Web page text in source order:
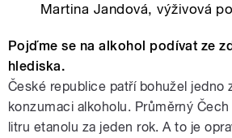
Martina Jandová, výživová
Pojďme se na alkohol podívat ze
hlediska.
České republice patří bohužel jedno
konzumaci alkoholu. Průměrný
litru etanolu za jeden rok. A to je